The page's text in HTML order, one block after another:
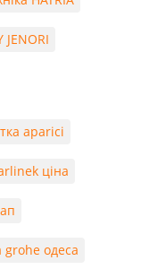
JENORI
aparici
ціна
grohe одеса